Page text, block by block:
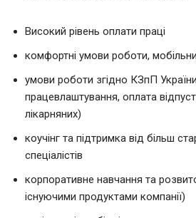
Високий рівень оплати праці
комфортні умови роботи,
умови роботи згідно КЗпП
працевлаштування, оплата
лікарняних)
коучінг та підтримка від більш
спеціалістів
корпоративне навчання та
існуючими продуктами компанії)